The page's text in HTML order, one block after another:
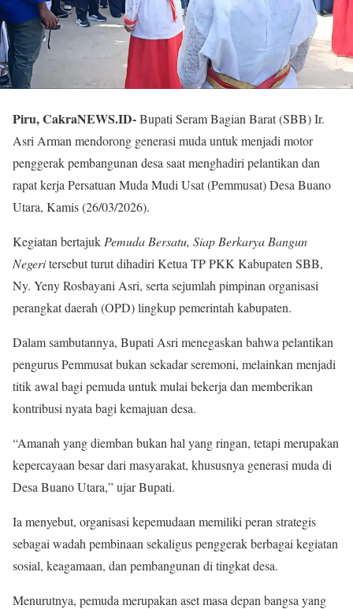
Piru, CakraNEWS.ID-Bupati Seram Bagian Barat (SBB) Ir.
Asri Arman mendorong generasi muda untuk menjadi motor
penggerak pembangunan desa saat menghadiri pelantikan dan
rapat kerja Persatuan Muda Mudi Usat (Pemmusat) Desa Buano
Utara, Kamis (26/03/2026).
Kegiatan bertajuk Pemuda Bersatu, Siap Berkarya Bangun
Negeritersebut turut dihadiri Ketua TP PKK Kabupaten SBB,
Ny. Yeny Rosbayani Asri, serta sejumlah pimpinan organisasi
perangkat daerah (OPD) lingkup pemerintah kabupaten.
Dalam sambutannya, Bupati Asri menegaskan bahwa pelantikan
pengurus Pemmusat bukan sekadar seremoni, melainkan menjadi
titik awal bagi pemuda untuk mulai bekerja dan memberikan
kontribusi nyata bagi kemajuan desa.
“Amanah yang diemban bukan hal yang ringan, tetapi merupakan
kepercayaan besar dari masyarakat, khususnya generasi muda di
Desa Buano Utara,” ujar Bupati.
Ia menyebut, organisasi kepemudaan memiliki peran strategis
sebagai wadah pembinaan sekaligus penggerak berbagai kegiatan
sosial, keagamaan, dan pembangunan di tingkat desa.
Menurutnya, pemuda merupakan aset masa depan bangsa yang